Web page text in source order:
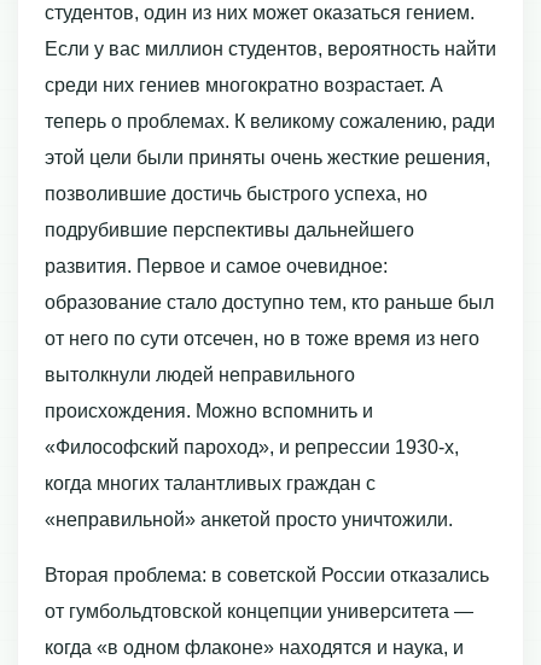
студентов, один из них может оказаться гением.
Если у вас миллион студентов, вероятность найти
среди них гениев многократно возрастает. А
теперь о проблемах. К великому сожалению, ради
этой цели были приняты очень жесткие решения,
позволившие достичь быстрого успеха, но
подрубившие перспективы дальнейшего
развития. Первое и самое очевидное:
образование стало доступно тем, кто раньше был
от него по сути отсечен, но в тоже время из него
вытолкнули людей неправильного
происхождения. Можно вспомнить и
«Философский пароход», и репрессии 1930-х,
когда многих талантливых граждан с
«неправильной» анкетой просто уничтожили.
Вторая проблема: в советской России отказались
от гумбольдтовской концепции университета —
когда «в одном флаконе» находятся и наука, и